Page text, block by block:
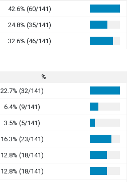
42.6% (60/141)
24.8% (35/141)
32.6% (46/141)
%
22.7% (32/141)
6.4% (9/141)
3.5% (5/141)
16.3% (23/141)
12.8% (18/141)
12.8% (18/141)